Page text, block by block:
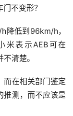
不变形？
降低到96km/h，
米表示AEB可在
清楚。
而在相关部门鉴定
推测，而不应该是